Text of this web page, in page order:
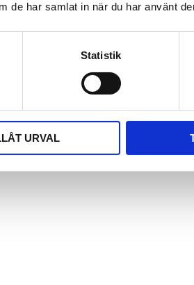
de har samlat in när du har använt
Statistik
URVAL
Bli den första att lämna